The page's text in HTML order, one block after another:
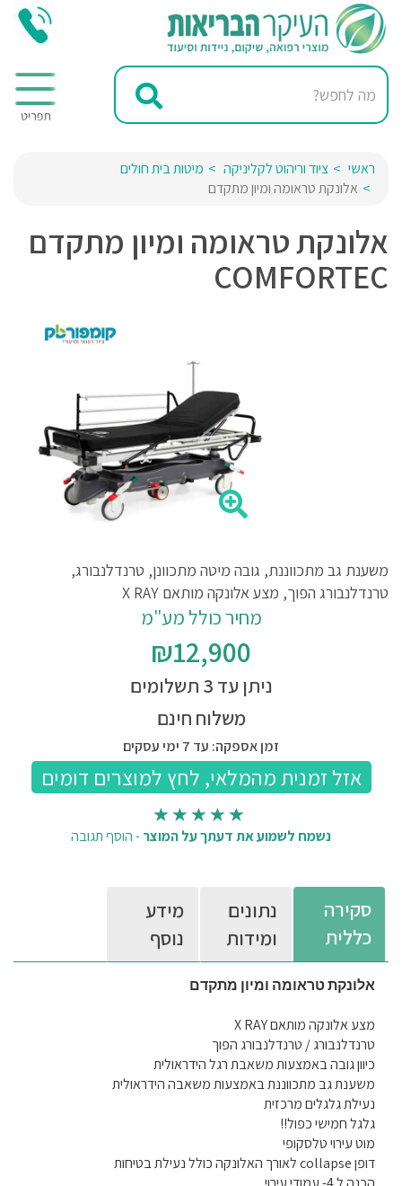
ראשי ציוד וריהוט לקליניקה
מיטות בית חולים
אלונקת טראומה ומיון מתקדם
אלונקת טראומה ומיון מתקדם
COMFORTEC
משענת גב מתכווננת, גובה מיטה מתכוונן, טרנדלנבורג,
טרנדלנבורג הפוך, מצע אלונקה מותאם X RAY
מחיר כולל מע"מ
₪12,900
ניתן עד 3 תשלומים
משלוח חינם
זמן אספקה: עד 7 ימי עסקים
נשמח לשמוע את דעתך על המוצר-הוסף תגובה
סקירה
כללית
נתונים
ומידות
מידע
נוסף
אלונקתטראומה ומיון מתקדם
מצע אלונקה מותאם X RAY
טרנדלנבורג / טרנדלנבורג הפוך
כיוון גובה באמצעות משאבת רגל הידראולית
משענת גב מתכווננת באמצעות משאבה הידראולית
נעילת גלגלים מרכזית
גלגל חמישי כפול!!
מוט עירוי טלסקופי
דופן collapse לאורך האלונקה כולל נעילת בטיחות